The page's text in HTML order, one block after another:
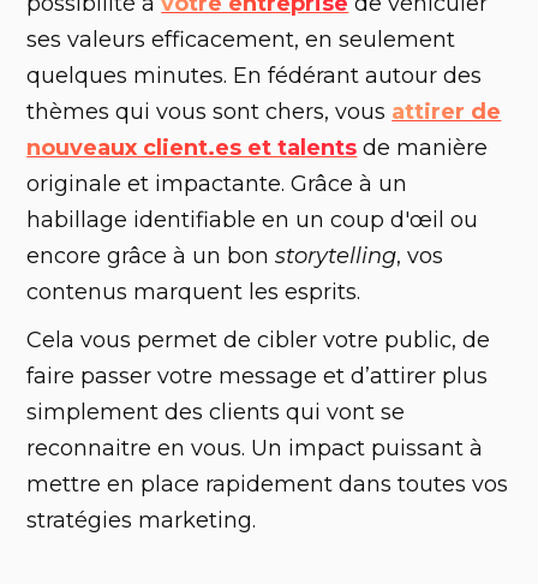
ses valeurs efficacement, en seulement
quelques minutes. En fédérant autour des
thèmes qui vous sont chers, vous attirer de
nouveaux client.es et talents de manière
originale et impactante. Grâce à un
habillage identifiable en un coup d'œil ou
encore grâce à un bonstorytelling, vos
contenus marquent les esprits.
‍Cela vous permet de cibler votre public, de
faire passer votre message et d’attirer plus
simplement des clients qui vont se
reconnaitre en vous. Un impact puissant à
mettre en place rapidement dans toutes vos
stratégies marketing.